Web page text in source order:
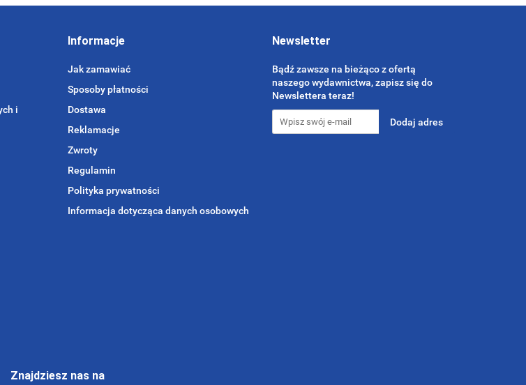
i
Informacje
Jak zamawiać
Sposoby płatności
Dostawa
Reklamacje
Zwroty
Regulamin
Polityka prywatności
Informacja dotycząca danych osobowych
Newsletter
Bądź zawsze na bieżąco z ofertą
naszego wydawnictwa, zapisz się do
Newslettera teraz!
Znajdziesz nas na